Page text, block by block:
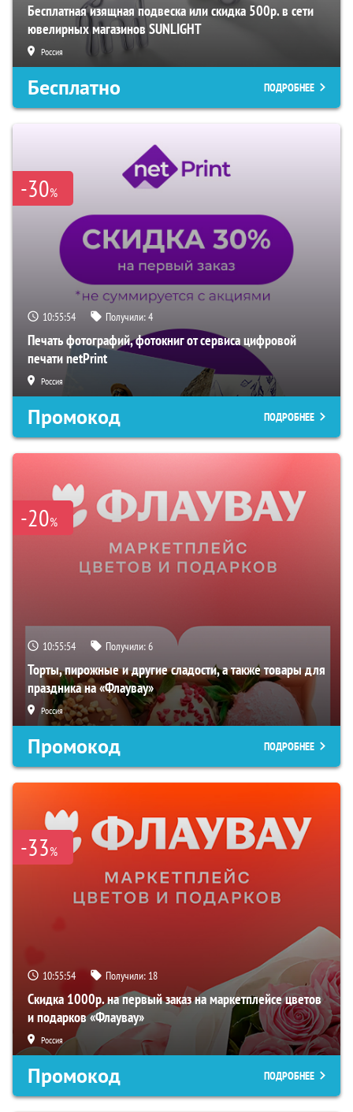
Бесплатная изящная подвеска или скидка 500р. в сети
ювелирных магазинов SUNLIGHT
Россия
Бесплатно ПОДРОБНЕЕ
-30%
10:55:53 Получили:4
Печать фотографий, фотокниг от сервиса цифровой
печати netPrint
Россия
Промокод ПОДРОБНЕЕ
-20%
10:55:53 Получили:6
Торты, пирожные и другие сладости, а также товары для
праздника на «Флаувау»
Россия
Промокод ПОДРОБНЕЕ
-33%
10:55:53 Получили: 18
Скидка 1000р. на первый заказ на маркетплейсе цветов
и подарков «Флаувау»
Россия
Промокод ПОДРОБНЕЕ